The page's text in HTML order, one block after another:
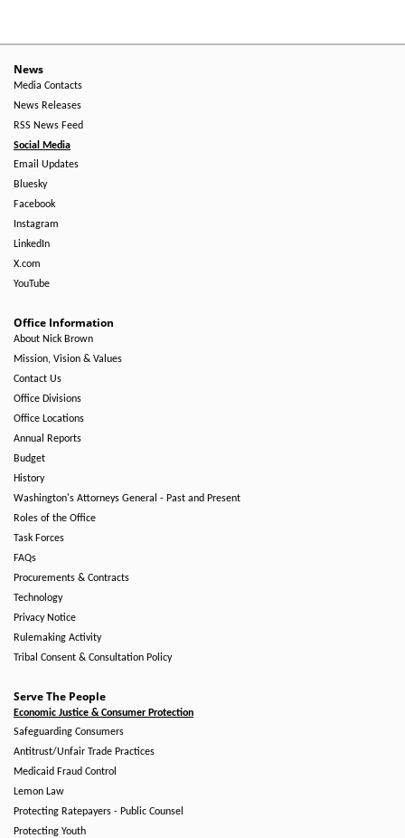
-
Right
Side
News
Media Contacts
News Releases
RSS News Feed
Social Media
Email Updates
Bluesky
Facebook
Instagram
LinkedIn
X.com
YouTube
Office Information
About Nick Brown
Mission, Vision & Values
Contact Us
Office Divisions
Office Locations
Annual Reports
Budget
History
Washington's Attorneys General - Past and Present
Roles of the Office
Task Forces
FAQs
Procurements & Contracts
Technology
Privacy Notice
Rulemaking Activity
Tribal Consent & Consultation Policy
Serve The People
Economic Justice & Consumer Protection
Safeguarding Consumers
Antitrust/Unfair Trade Practices
Medicaid Fraud Control
Lemon Law
Protecting Ratepayers - Public Counsel
Protecting Youth